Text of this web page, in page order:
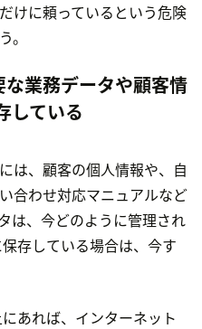
けに頼っているという危険
。
業務データや顧客情
している
は、顧客の個人情報や、自
合わせ対応マニュアルなど
は、今どのように管理され
存している場合は、今す
あれば、インターネット